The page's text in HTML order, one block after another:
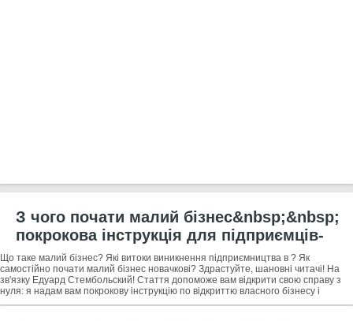
З чого почати малий бізнес&nbsp;&nbsp;
покрокова інструкція для підприємців-
початківців з початку свого бізнесу +
поради і приклади
Що таке малий бізнес? Які витоки виникнення підприємництва в ? Як
самостійно почати малий бізнес новачкові? Здрастуйте, шановні читачі! На
зв'язку Едуард Стембольский! Стаття допоможе вам відкрити свою справу з
нуля: я надам вам покрокову інструкцію по відкриттю власного бізнесу і
поясню, як